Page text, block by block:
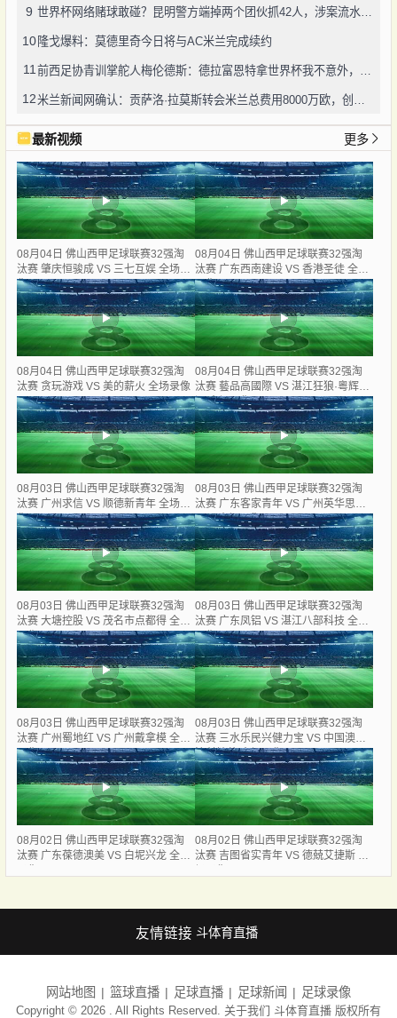
9 世界杯网络赌球敢碰？昆明警方端掉两个团伙抓42人，涉案流水超三千万
10 隆戈爆料：莫德里奇今日将与AC米兰完成续约
11
12
最新视频 更多
08月04日 佛山西甲足球联赛32强淘
汰赛 肇庆恒骏成 VS 三七互娱 全场录
像
08月04日 佛山西甲足球联赛32强淘
汰赛 广东西南建设 VS 香港圣徒 全场
录像
08月04日 佛山西甲足球联赛32强淘
汰赛 贪玩游戏 VS 美的薪火 全场录像
08月04日 佛山西甲足球联赛32强淘
汰赛 藝品高國際 VS 湛江狂狼·粵辉能
源 全场录像
08月03日 佛山西甲足球联赛32强淘
汰赛 广州求信 VS 顺德新青年 全场录
像
08月03日 佛山西甲足球联赛32强淘
汰赛 广东客家青年 VS 广州英华思力
U17 全场录像
08月03日 佛山西甲足球联赛32强淘
汰赛 大塘控股 VS 茂名市点都得 全场
录像
08月03日 佛山西甲足球联赛32强淘
汰赛 广东凤铝 VS 湛江八部科技 全场
录像
08月03日 佛山西甲足球联赛32强淘
汰赛 广州蜀地红 VS 广州戴拿模 全场
录像
08月03日 佛山西甲足球联赛32强淘
汰赛 三水乐民兴健力宝 VS 中国澳门
澳科精英 全场录像
08月02日 佛山西甲足球联赛32强淘
汰赛 广东葆德澳美 VS 白坭兴龙 全场
08月02日 佛山西甲足球联赛32强淘
汰赛 吉图省实青年 VS 德兢艾捷斯 全
友情链接 斗体育直播
网站地图 篮球直播 足球直播 足球新闻 足球录像
Copyright © 2026 . All Rights Reserved. 关于我们 斗体育直播 版权所有